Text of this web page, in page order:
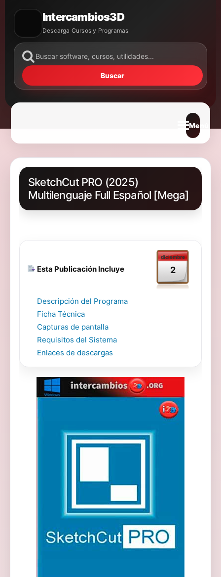
Intercambios3D
Descarga Cursos y Programas
Buscar
Abrir
SketchCut PRO (2025)
Multilenguaje Full Español [Mega]
Esta Publicación Incluye
diciembre
2
Descripción del Programa
Ficha Técnica
Capturas de pantalla
Requisitos del Sistema
Enlaces de descargas